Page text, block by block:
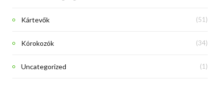
Kártevők (51)
Kórokozók (34)
Uncategorized (1)